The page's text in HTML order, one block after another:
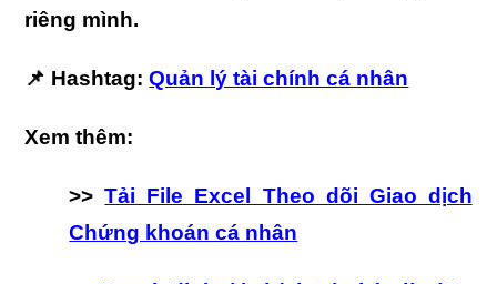
riêng mình.
📌 Hashtag:Quản lý tài chính cá nhân
Xem thêm:
>>Tải File Excel Theo dõi Giao dịch
Chứng khoán cá nhân